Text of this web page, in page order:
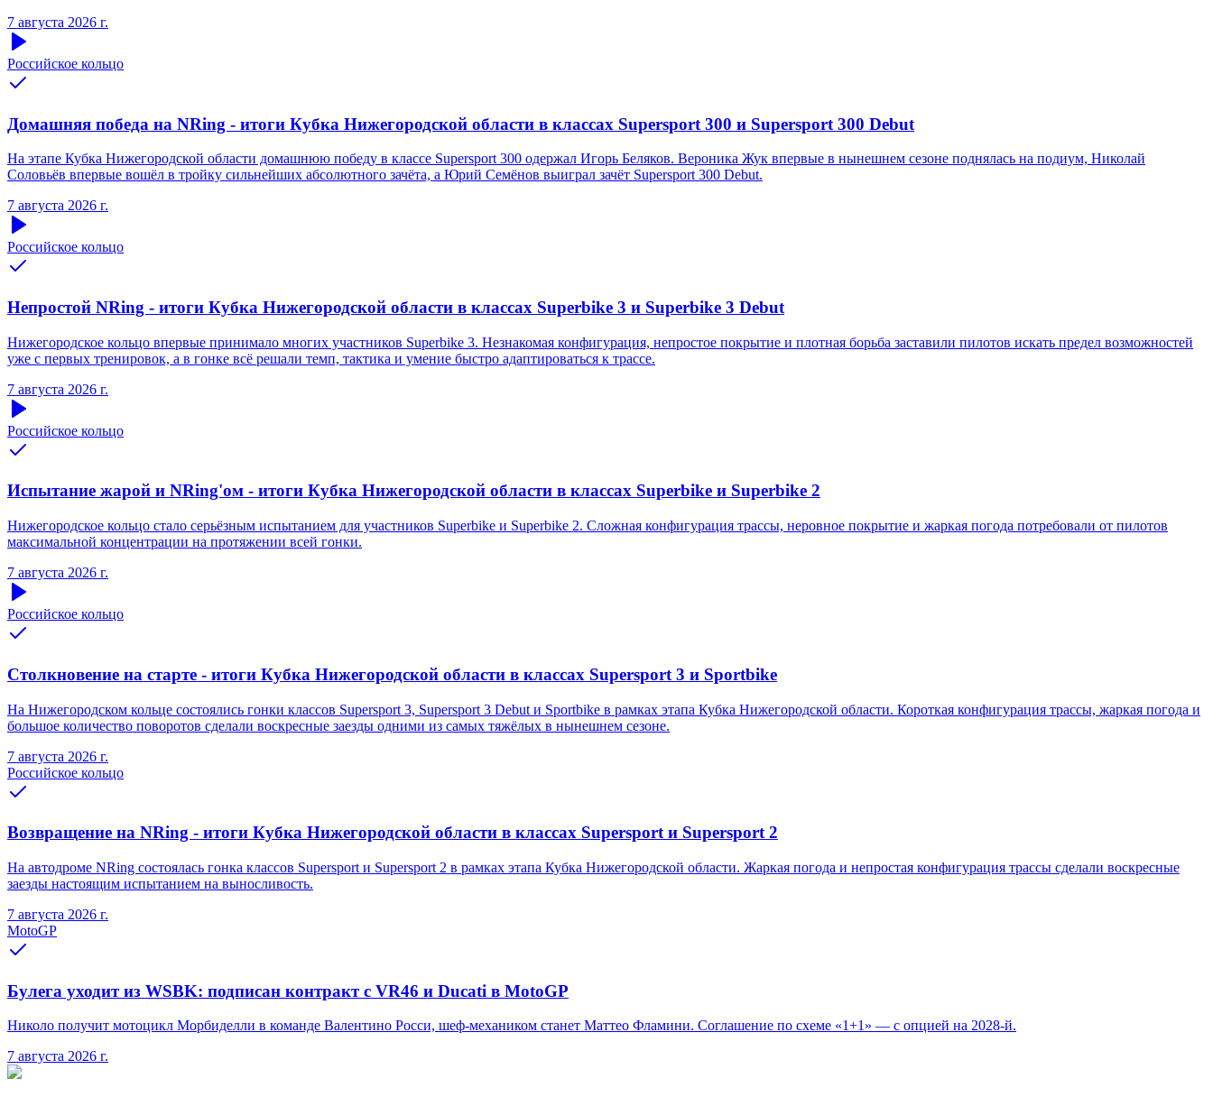
7 августа 2026 г.
Российское кольцо
Домашняя победа на NRing - итоги Кубка Нижегородской области в классах Supersport 300 и Supersport 300 Debut
На этапе Кубка Нижегородской области домашнюю победу в классе Supersport 300 одержал Игорь Беляков. Вероника Жук впервые в нынешнем сезоне поднялась на подиум, Николай
Соловьёв впервые вошёл в тройку сильнейших абсолютного зачёта, а Юрий Семёнов выиграл зачёт Supersport 300 Debut.
7 августа 2026 г.
Российское кольцо
Непростой NRing - итоги Кубка Нижегородской области в классах Superbike 3 и Superbike 3 Debut
Нижегородское кольцо впервые принимало многих участников Superbike 3. Незнакомая конфигурация, непростое покрытие и плотная борьба заставили пилотов искать предел возможностей
уже с первых тренировок, а в гонке всё решали темп, тактика и умение быстро адаптироваться к трассе.
7 августа 2026 г.
Российское кольцо
Испытание жарой и NRing'ом - итоги Кубка Нижегородской области в классах Superbike и Superbike 2
Нижегородское кольцо стало серьёзным испытанием для участников Superbike и Superbike 2. Сложная конфигурация трассы, неровное покрытие и жаркая погода потребовали от пилотов
максимальной концентрации на протяжении всей гонки.
7 августа 2026 г.
Российское кольцо
Столкновение на старте - итоги Кубка Нижегородской области в классах Supersport 3 и Sportbike
На Нижегородском кольце состоялись гонки классов Supersport 3, Supersport 3 Debut и Sportbike в рамках этапа Кубка Нижегородской области. Короткая конфигурация трассы, жаркая погода и
большое количество поворотов сделали воскресные заезды одними из самых тяжёлых в нынешнем сезоне.
7 августа 2026 г.
Российское кольцо
Возвращение на NRing - итоги Кубка Нижегородской области в классах Supersport и Supersport 2
На автодроме NRing состоялась гонка классов Supersport и Supersport 2 в рамках этапа Кубка Нижегородской области. Жаркая погода и непростая конфигурация трассы сделали воскресные
заезды настоящим испытанием на выносливость.
7 августа 2026 г.
MotoGP
Булега уходит из WSBK: подписан контракт с VR46 и Ducati в MotoGP
Николо получит мотоцикл Морбиделли в команде Валентино Росси, шеф-механиком станет Маттео Фламини. Соглашение по схеме «1+1» — с опцией на 2028-й.
7 августа 2026 г.